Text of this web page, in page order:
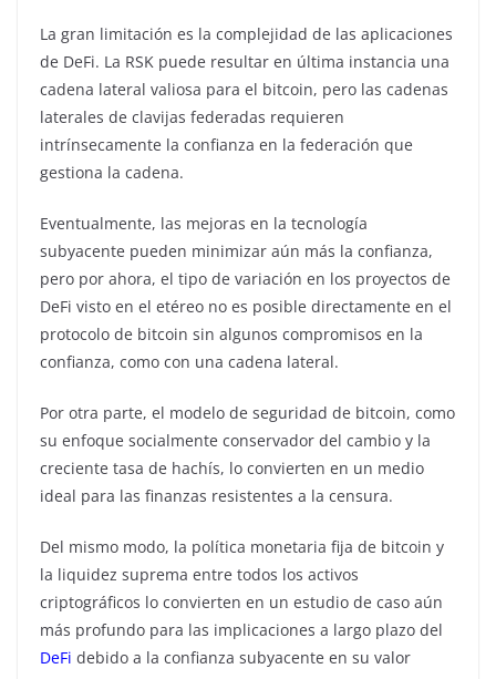
La gran limitación es la complejidad de las aplicaciones
de DeFi. La RSK puede resultar en última instancia una
cadena lateral valiosa para el bitcoin, pero las cadenas
laterales de clavijas federadas requieren
intrínsecamente la confianza en la federación que
gestiona la cadena.
Eventualmente, las mejoras en la tecnología
subyacente pueden minimizar aún más la confianza,
pero por ahora, el tipo de variación en los proyectos de
DeFi visto en el etéreo no es posible directamente en el
protocolo de bitcoin sin algunos compromisos en la
confianza, como con una cadena lateral.
Por otra parte, el modelo de seguridad de bitcoin, como
su enfoque socialmente conservador del cambio y la
creciente tasa de hachís, lo convierten en un medio
ideal para las finanzas resistentes a la censura.
Del mismo modo, la política monetaria fija de bitcoin y
la liquidez suprema entre todos los activos
criptográficos lo convierten en un estudio de caso aún
más profundo para las implicaciones a largo plazo del
DeFi debido a la confianza subyacente en su valor